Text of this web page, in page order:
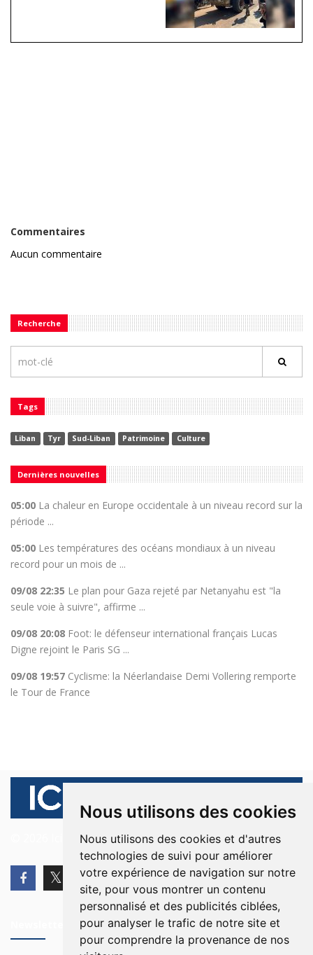
Nous utilisons des cookies
Nous utilisons des cookies et d'autres
technologies de suivi pour améliorer
votre expérience de navigation sur notre
site, pour vous montrer un contenu
personnalisé et des publicités ciblées,
pour analyser le trafic de notre site et
pour comprendre la provenance de nos
Commentaires
Aucun commentaire
Recherche
Tags
Liban Tyr Sud-Liban Patrimoine Culture
Dernières nouvelles
05:00 La chaleur en Europe occidentale à un niveau record sur la
période ...
05:00 Les températures des océans mondiaux à un niveau
record pour un mois de ...
09/08 22:35 Le plan pour Gaza rejeté par Netanyahu est "la
seule voie à suivre", affirme ...
09/08 20:08 Foot: le défenseur international français Lucas
Digne rejoint le Paris SG ...
09/08 19:57 Cyclisme: la Néerlandaise Demi Vollering remporte
le Tour de France
© 2026 Ici Beyrouth. Tous les droits sont réservés.